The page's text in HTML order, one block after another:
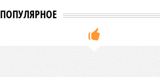
ПОПУЛЯРНОЕ